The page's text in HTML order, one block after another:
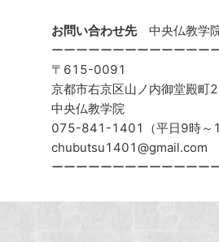
お問い合わせ先中央仏教学院
ーーーーーーーーーーーーー
〒615-0091
京都市右京区山ノ内御堂殿町
中央仏教学院
075-841-1401（平日9時～
chubutsu1401@gmail.com
ーーーーーーーーーーーーー